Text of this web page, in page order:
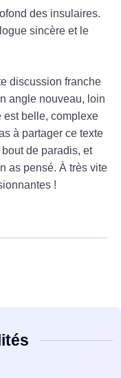
des insulaires.
sincère et le
discussion franche
angle nouveau, loin
est belle, complexe
à partager ce texte
de paradis, et
as pensé. À très vite
!